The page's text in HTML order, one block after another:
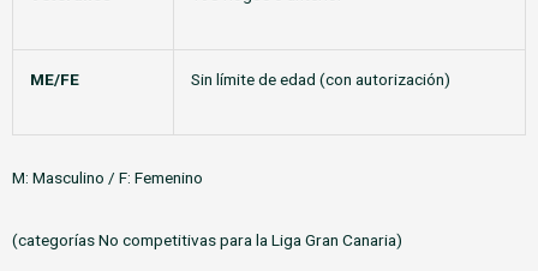
ME/FE Sin límite de edad (con autorización)
M: Masculino / F: Femenino
(categorías No competitivas para la Liga Gran Canaria)